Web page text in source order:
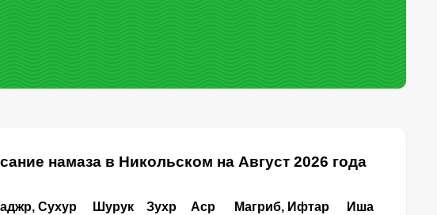
намаза в Никольском на Август 2026 года
Сухур Шурук Зухр Аср Магриб, Ифтар Иша